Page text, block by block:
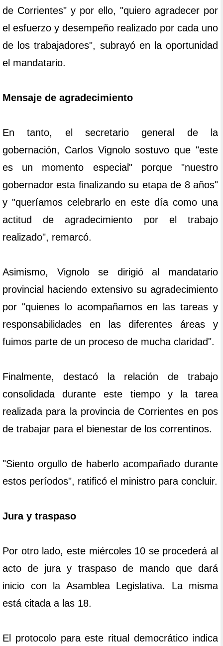
de Corrientes" y por ello, "quiero agradecer por
el esfuerzo y desempeño realizado por cada uno
de los trabajadores", subrayó en la oportunidad
el mandatario.
Mensaje de agradecimiento
En tanto, el secretario general de la
gobernación, Carlos Vignolo sostuvo que "este
es un momento especial" porque "nuestro
gobernador esta finalizando su etapa de 8 años"
y "queríamos celebrarlo en este día como una
actitud de agradecimiento por el trabajo
realizado", remarcó.
Asimismo, Vignolo se dirigió al mandatario
provincial haciendo extensivo su agradecimiento
por "quienes lo acompañamos en las tareas y
responsabilidades en las diferentes áreas y
fuimos parte de un proceso de mucha claridad".
Finalmente, destacó la relación de trabajo
consolidada durante este tiempo y la tarea
realizada para la provincia de Corrientes en pos
de trabajar para el bienestar de los correntinos.
"Siento orgullo de haberlo acompañado durante
estos períodos", ratificó el ministro para concluir.
Jura y traspaso
Por otro lado, este miércoles 10 se procederá al
acto de jura y traspaso de mando que dará
inicio con la Asamblea Legislativa. La misma
está citada a las 18.
El protocolo para este ritual democrático indica